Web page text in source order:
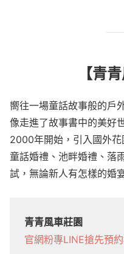
【青
嚮往一場童話故事般的戶
像走進了故事書中的美好
2000年開始，引入國外花
童話婚禮、池畔婚禮、落
試，無論新人有怎樣的婚
青青風車莊園
官網粉專LINE搶先預